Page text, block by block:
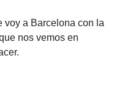
voy a Barcelona con la
nos vemos en